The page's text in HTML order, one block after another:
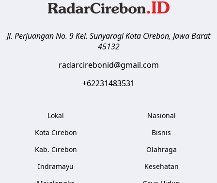
Jl. Perjuangan No. 9 Kel. SunyaragiKota Cirebon, Jawa Barat
45132
radarcirebonid@gmail.com
+62231483531
Lokal
Kota Cirebon
Kab. Cirebon
Indramayu
Nasional
Bisnis
Olahraga
Kesehatan